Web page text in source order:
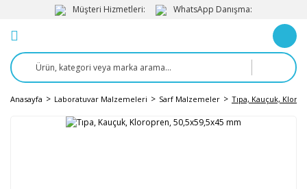
Müşteri Hizmetleri: WhatsApp Danışma:
Anasayfa Laboratuvar Malzemeleri Sarf Malzemeler Tıpa, Kauçuk,